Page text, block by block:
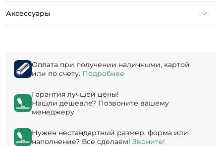
Аксессуары
Оплата при получении наличными, картой
или по счету. Подробнее
Гарантия лучшей цены!
Нашли дешевле? Позвоните вашему
менеджеру
Нужен нестандартный размер, форма или
наполнение? Все сделаем! Звоните!